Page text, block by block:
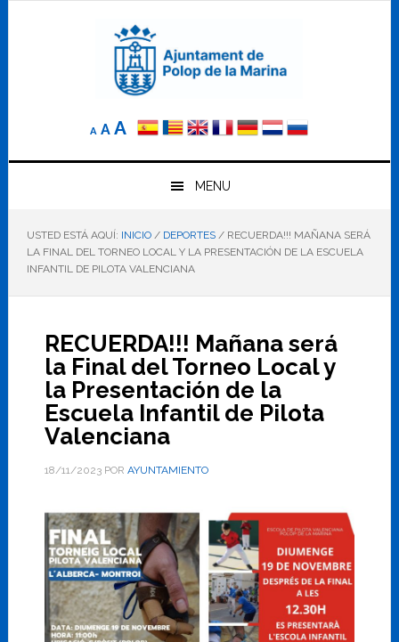
A
Reducir
elA Tamaño
AAumentar
el
tamaño
letra
MENU
USTED ESTÁ AQUÍ: INICIO / DEPORTES /RECUERDA!!! MAÑANA SERÁ
LA FINAL DEL TORNEO LOCAL Y LA PRESENTACIÓN DE LA ESCUELA
INFANTIL DE PILOTA VALENCIANA
RECUERDA!!! Mañana será
la Final del Torneo Local y
la Presentación de la
Escuela Infantil de Pilota
Valenciana
18/11/2023POR AYUNTAMIENTO